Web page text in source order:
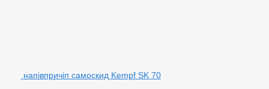
напівпричіп самоскид Kempf SK 70